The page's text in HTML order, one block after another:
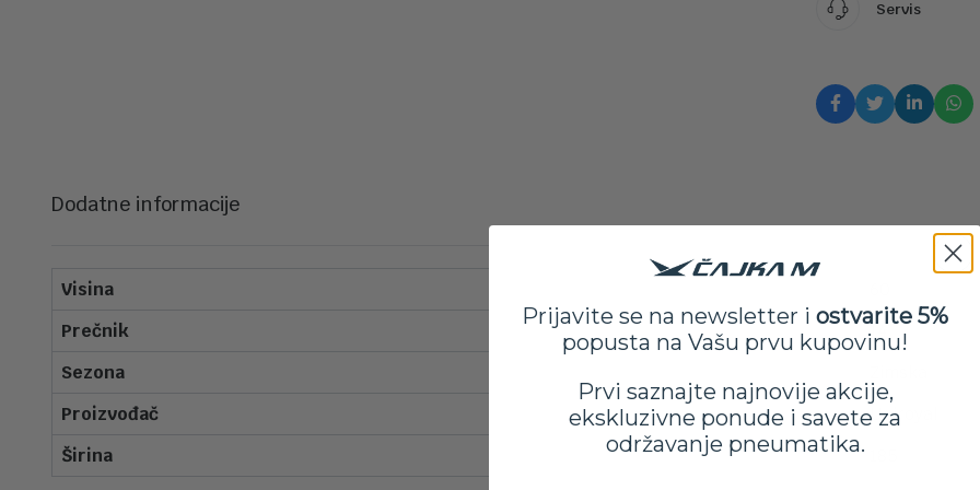
Servis
Dodatne informacije
Visina
Prečnik
14
Sezona
Proizvođač
Uniroyal
Širina
Prijavite se na newsletter i ostvarite 5%
popusta na Vašu prvu kupovinu!
Prvi saznajte najnovije akcije,
ekskluzivne ponude i savete za
održavanje pneumatika.